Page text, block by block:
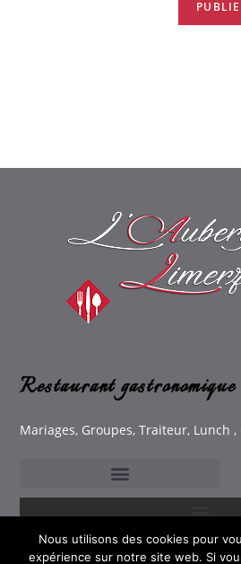
Restaurant
Mariages, Groupes, Traiteur, Lunch
Nous utilisons des cookies pour
expérience sur notre site web. Si